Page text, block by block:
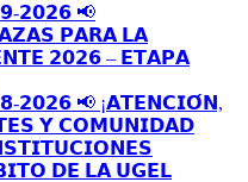
𝟮𝟬𝟮𝟲 📢
𝗣𝗔𝗥𝗔 𝗟𝗔
𝟮𝟬𝟮𝟲 – 𝗘𝗧𝗔𝗣𝗔
𝟮𝟬𝟮𝟲 📢 ¡𝗔𝗧𝗘𝗡𝗖𝗜𝗢́𝗡,
𝗬 𝗖𝗢𝗠𝗨𝗡𝗜𝗗𝗔𝗗
𝗗𝗘 𝗟𝗔 𝗨𝗚𝗘𝗟